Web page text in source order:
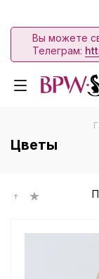
Вы можете
Телеграм:
Цветы